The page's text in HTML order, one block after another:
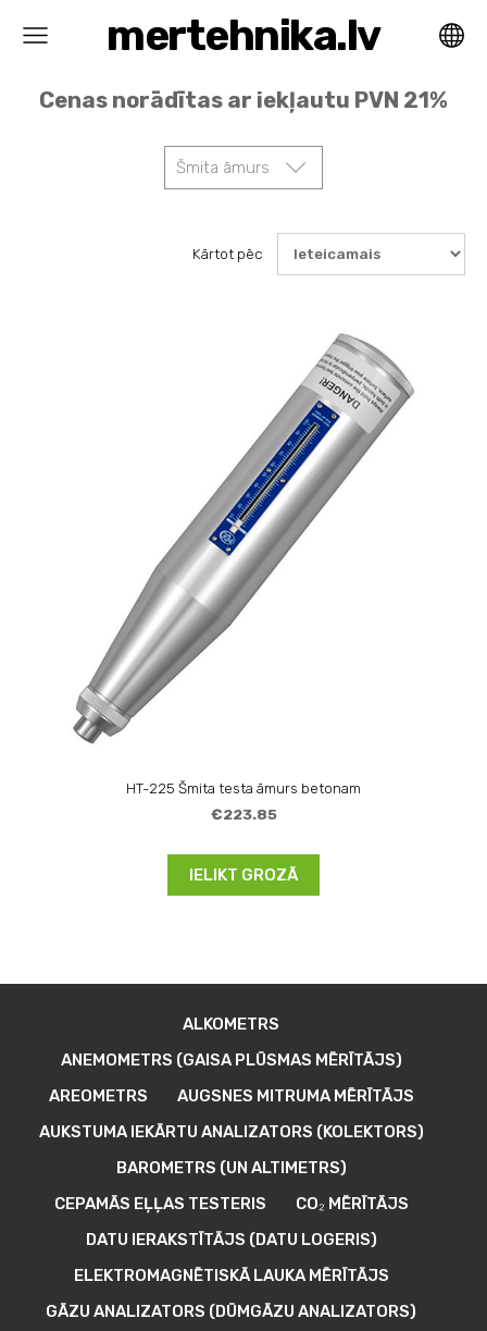
mertehnika.lv
Cenas norādītas ar iekļautu PVN 21%
Šmita āmurs
Kārtot pēc
HT-225 Šmita testa āmurs betonam
€223.85
IELIKT GROZĀ
ALKOMETRS
ANEMOMETRS (GAISA PLŪSMAS MĒRĪTĀJS)
AREOMETRS
AUGSNES MITRUMA MĒRĪTĀJS
AUKSTUMA IEKĀRTU ANALIZATORS (KOLEKTORS)
BAROMETRS (UN ALTIMETRS)
CEPAMĀS EĻĻAS TESTERIS
CO₂ MĒRĪTĀJS
DATU IERAKSTĪTĀJS (DATU LOGERIS)
ELEKTROMAGNĒTISKĀ LAUKA MĒRĪTĀJS
GĀZU ANALIZATORS (DŪMGĀZU ANALIZATORS)